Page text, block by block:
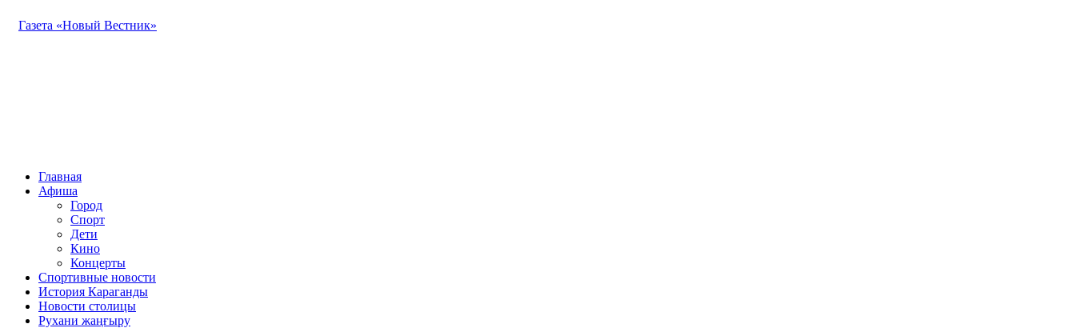
Газета «Новый Вестник»
Главная
Афиша
Город
Спорт
Дети
Кино
Концерты
Спортивные новости
История Караганды
Новости столицы
Рухани жаңғыру